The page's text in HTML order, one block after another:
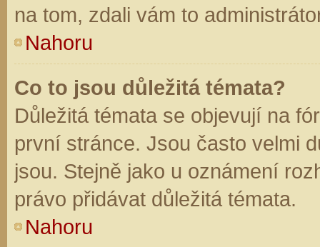
na tom, zdali vám to
Nahoru
Co to jsou důležitá témata?
Důležitá témata se objevují na
první stránce. Jsou často velmi
jsou. Stejně jako u oznámení
právo přidávat důležitá témata.
Nahoru